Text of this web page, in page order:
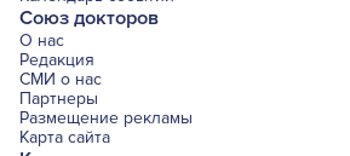
Союз докторов
О нас
Редакция
СМИ о нас
Партнеры
Размещение рекламы
Карта сайта